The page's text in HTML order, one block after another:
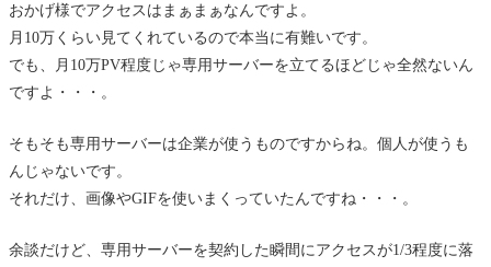
おかげ様でアクセスはまぁまぁなんですよ。
月10万くらい見てくれているので本当に有難いです。
でも、月10万PV程度じゃ専用サーバーを立てるほどじゃ全然ないん
ですよ・・・。
そもそも専用サーバーは企業が使うものですからね。個人が使うも
んじゃないです。
それだけ、画像やGIFを使いまくっていたんですね・・・。
余談だけど、専用サーバーを契約した瞬間にアクセスが1/3程度に落